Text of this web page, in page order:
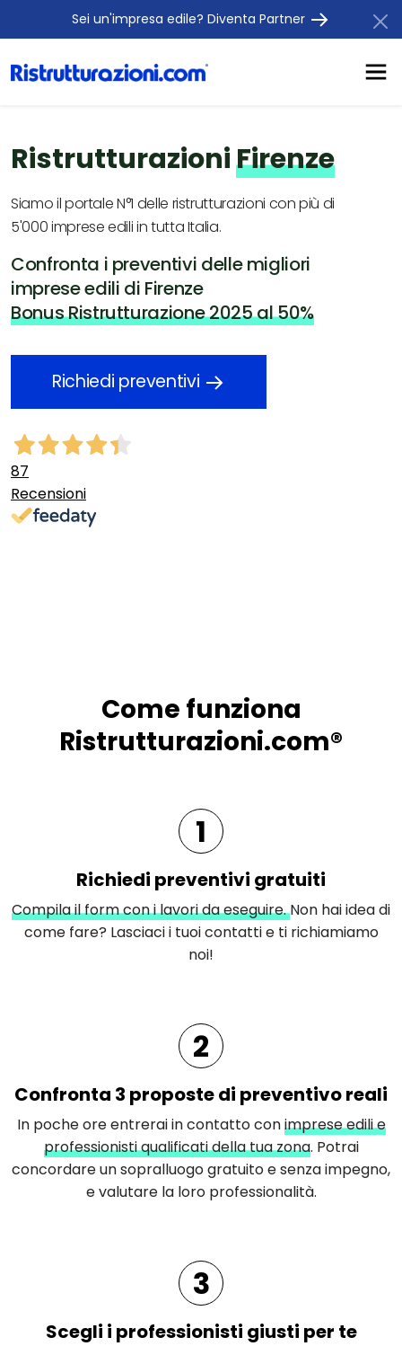
Sei un'impresa edile? Diventa Partner
RistrutturazioniFirenze
Siamo il portale N°1 delle ristrutturazioni con più di
5'000 imprese edili in tutta Italia.
Confronta i preventivi delle migliori
imprese edili di Firenze
Bonus Ristrutturazione 2025 al 50%
Richiedi preventivi
87
Recensioni
Come funziona
Ristrutturazioni.com®
1
Richiedi preventivi gratuiti
Compila il form con i lavori da eseguire.Non hai idea di
come fare? Lasciaci i tuoi contatti e ti richiamiamo
noi!
2
Confronta 3 proposte di preventivo reali
In poche ore entrerai in contatto conimprese edili e
professionisti qualificati della tua zona. Potrai
concordare un sopralluogo gratuito e senza impegno,
e valutare la loro professionalità.
3
Scegli i professionisti giusti per te